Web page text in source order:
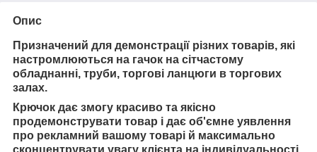
Опис
Призначений для демонстрації різних товарів, які
настромлюються на гачок на сітчастому
обладнанні, труби, торгові ланцюги в торгових
залах.
Крючок дає змогу красиво та якісно
продемонструвати товар і дає об'ємне уявлення
про рекламний вашому товарі й максимально
сконцентрувати увагу клієнта на індивідуальності